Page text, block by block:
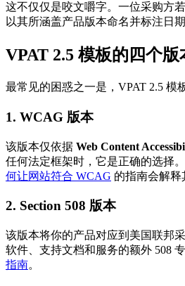
这不仅仅是咬文嚼字。一位采购方
以其所涵盖产品版本命名并标注日
VPAT 2.5 模板的四个版
最常见的困惑之一是，VPAT 2.5 模
1. WCAG 版本
该版本仅依据 Web Content
任何法定框架时，它是正确的选择
何让网站符合 WCAG 的指南会解释
2. Section 508 版本
该版本将你的产品对应到美国联邦
软件、支持文档和服务的额外 508
指南。